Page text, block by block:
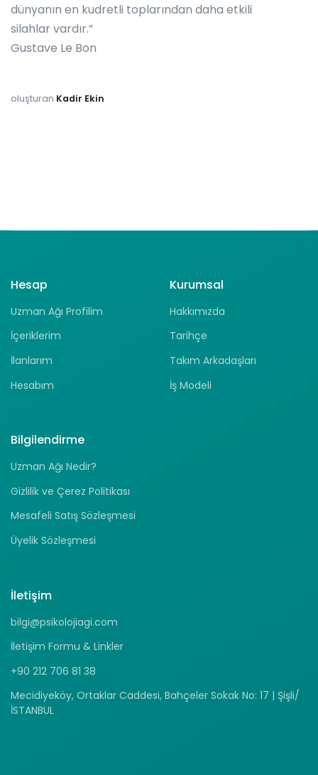
dünyanın en kudretli toplarından daha etkili
silahlar vardır.”
Gustave Le Bon
oluşturan Kadir Ekin
Hesap
Uzman Ağı Profilim
İçeriklerim
İlanlarım
Hesabım
Kurumsal
Hakkımızda
Tarihçe
Takım Arkadaşları
İş Modeli
Bilgilendirme
Uzman Ağı Nedir?
Gizlilik ve Çerez Politikası
Mesafeli Satış Sözleşmesi
Üyelik Sözleşmesi
İletişim
bilgi@psikolojiagi.com
İletişim Formu & Linkler
+90 212 706 81 38
Mecidiyeköy, Ortaklar Caddesi, Bahçeler Sokak No: 17 | Şişli/
İSTANBUL